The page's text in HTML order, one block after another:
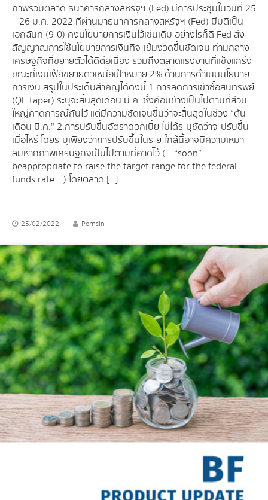
ภาพรวมตลาด ธนาคารกลางสหรัฐฯ (Fed) มีการประชุมในวันที่ 25
– 26 ม.ค. 2022 ที่ผ่านมาธนาคารกลางสหรัฐฯ (Fed) มีมติเป็น
เอกฉันท์ (9-0) คงนโยบายการเงินไว้เช่นเดิม อย่างไรก็ดี Fed ส่ง
สัญญาณการใช้นโยบายการเงินที่จะเข้มงวดขึ้นชัดเจน ท่ามกลาง
เศรษฐกิจที่ขยายตัวได้ดีต่อเนื่อง รวมถึงตลาดแรงงานที่แข็งแกร่ง
ขณะที่เงินเฟ้อขยายตัวเหนือเป้าหมาย 2% ด้านการดำเนินนโยบาย
การเงิน สรุปในประเด็นสำคัญได้ดังนี้ 1.การลดการเข้าซื้อสินทรัพย์
(QE taper) ระบุจะสิ้นสุดเดือน มี.ค. ซึ่งค่อนข้างเป็นไปตามที่ส่วน
ใหญ่คาดการณ์กันไว้ แต่มีความชัดเจนขึ้นว่าจะสิ้นสุดในช่วง “ต้น
เดือน มี.ค.” 2.การปรับขึ้นอัตราดอกเบี้ย ไม่ได้ระบุชัดว่าจะปรับขึ้น
เมื่อไหร่ โดยระบุเพียงว่าการปรับขึ้นในระยะใกล้นี้อาจมีความเหมาะ
สมหากภาพเศรษฐกิจเป็นไปตามที่คาดไว้ (… “soon”
be appropriate to raise the target range for the federal
funds rate …) โดยตลาด […]
25/02/2022 Pornsin